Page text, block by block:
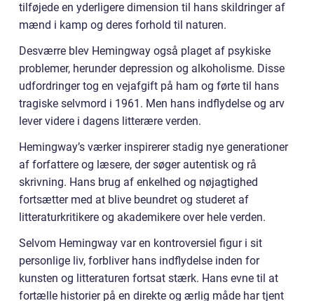
tilføjede en yderligere dimension til hans skildringer af
mænd i kamp og deres forhold til naturen.
Desværre blev Hemingway også plaget af psykiske
problemer, herunder depression og alkoholisme. Disse
udfordringer tog en vejafgift på ham og førte til hans
tragiske selvmord i 1961. Men hans indflydelse og arv
lever videre i dagens litterære verden.
Hemingway’s værker inspirerer stadig nye generationer
af forfattere og læsere, der søger autentisk og rå
skrivning. Hans brug af enkelhed og nøjagtighed
fortsætter med at blive beundret og studeret af
litteraturkritikere og akademikere over hele verden.
Selvom Hemingway var en kontroversiel figur i sit
personlige liv, forbliver hans indflydelse inden for
kunsten og litteraturen fortsat stærk. Hans evne til at
fortælle historier på en direkte og ærlig måde har tjent